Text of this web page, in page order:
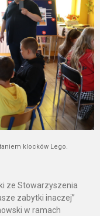
klocków Lego.
ze Stowarzyszenia
zabytki inaczej”
w ramach